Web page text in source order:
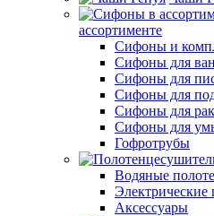
ассортименте
Сифоны и
Сифоны для
Сифоны для
Сифоны для
Сифоны для
Сифоны для
Гофротрубы
Водяные
Электрические
Аксессуары